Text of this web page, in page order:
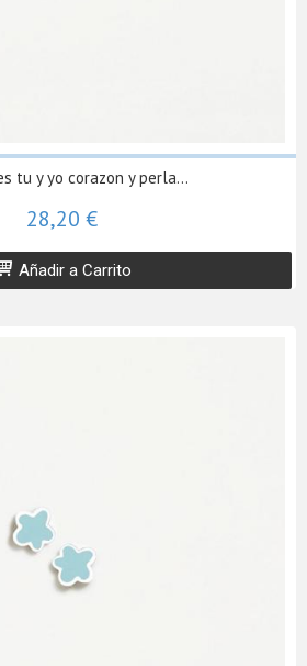
tu y yo corazon y perla...
28,20 €
Añadir a Carrito